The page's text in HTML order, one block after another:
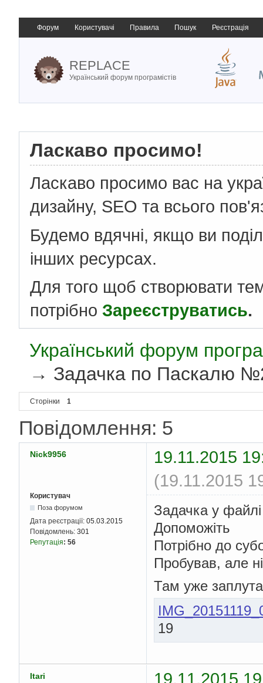
Форум Користувачі Правила Пошук Реєстрація
REPLACE
Український форум програмістів
Ласкаво просимо!
Ласкаво просимо вас на
дизайну, SEO та всього
Будемо вдячні, якщо ви
інших ресурсах.
Для того щоб створювати
потрібно Зареєструватись.
Український форум
→ Задачка по Паскалю
Сторінки 1
Повідомлення: 5
Nick9956
19.11.2015
(19.11.2015
Користувач
Поза форумом
Дата реєстрації: 05.03.2015
Повідомлень: 301
Репутація: 56
Задачка у файлі
Допоможіть
Потрібно до
Пробував, але
Там уже
19
Itari 19.11.2015